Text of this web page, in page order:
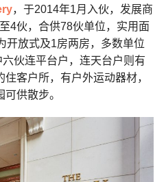
，于2014年1月入伙，发展商
4伙，合供78伙单位，实用面
开放式及1房两房，多数单位
伙连平台户，连天台户则有
客户所，有户外运动器材，
供散步。